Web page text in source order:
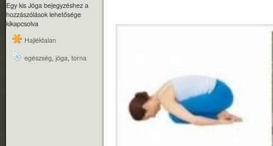
Egy kis Jóga bejegyzéshez a
hozzászólások lehetősége
kikapcsolva
Hajléktalan
egészség, jóga, torna